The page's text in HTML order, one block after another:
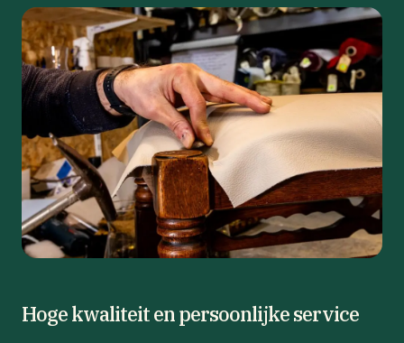
Hoge kwaliteit en persoonlijke service